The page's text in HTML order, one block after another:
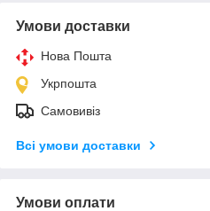
Умови доставки
Нова Пошта
Укрпошта
Самовивіз
Всі умови доставки
Умови оплати